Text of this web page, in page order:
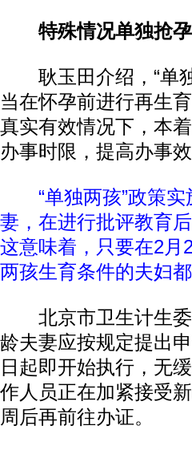
特殊情况单独抢
耿玉田介绍，“单独
当在怀孕前进行再生
真实有效情况下，本
办事时限，提高办事效
“单独两孩”政策
妻，在进行批评教育
这意味着，只要在2月
两孩生育条件的夫妇
北京市卫生计生委
龄夫妻应按规定提出
日起即开始执行，无
作人员正在加紧接受
周后再前往办证。